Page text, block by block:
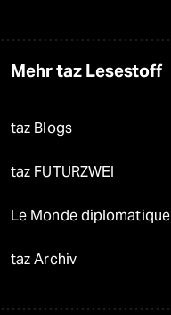
Mehr taz Lesestoff
taz Blogs
taz FUTURZWEI
Le Monde diplomatique
taz Archiv